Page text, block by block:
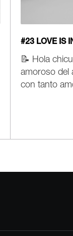
#23 LOVE IS
📝 Hola
amoroso del
con tanto